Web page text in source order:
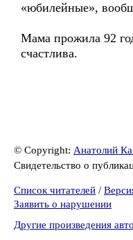
«юбилейные»,
Мама прожила 92
счастлива.
© Copyright: Анатолий
Свидетельство о
Список читателей /
Заявить о нарушении
Другие произведения